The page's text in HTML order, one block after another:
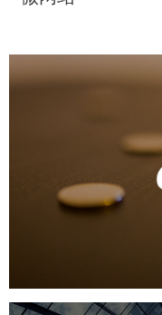
天
金融保险 基金